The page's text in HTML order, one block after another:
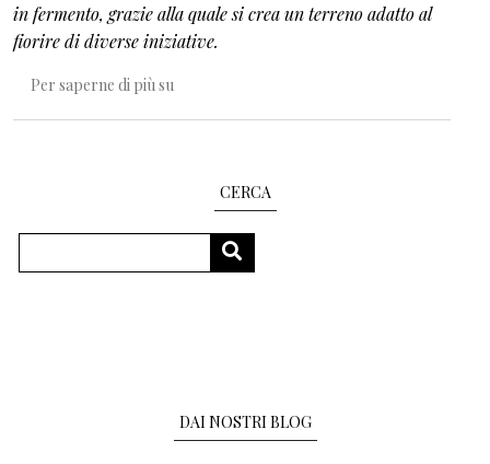
in fermento, grazie alla quale si crea un terreno adatto al
fiorire di diverse iniziative.
Per saperne di più su
CERCA
CERCA
DAI NOSTRI BLOG